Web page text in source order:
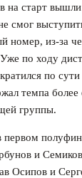
на старт
смог
номер, из-за
по ходу
по
темпа
группы.
и
Осипов и